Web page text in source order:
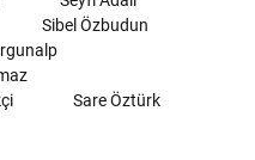
Sibel Özbudun
Sare Öztürk